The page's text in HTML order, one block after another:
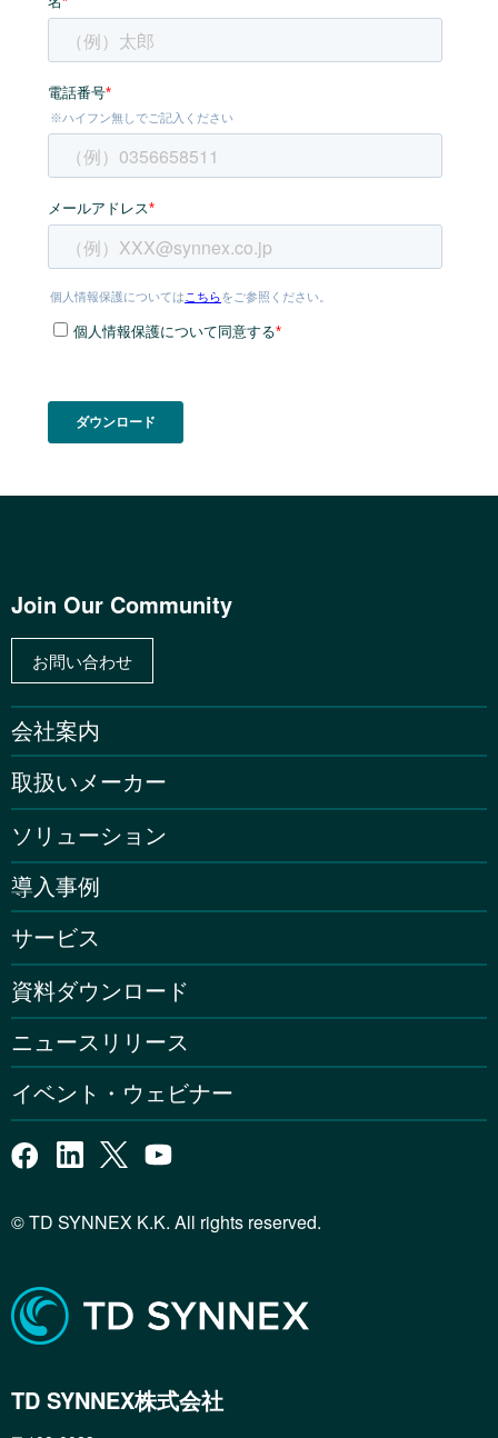
Join Our Community
お問い合わせ
会社案内
取扱いメーカー
ソリューション
導入事例
サービス
資料ダウンロード
ニュースリリース
イベント・ウェビナー
© TD SYNNEX K.K. All rights reserved.
TD SYNNEX株式会社